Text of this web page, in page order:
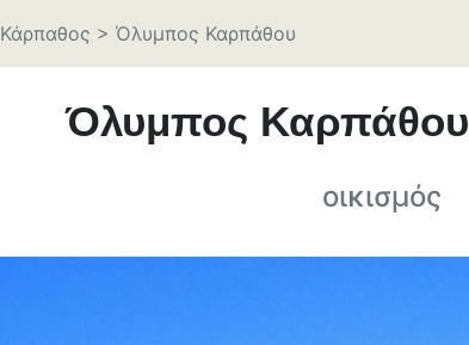
Κάρπαθος > Όλυμπος Καρπάθου
Όλυμπος Καρπάθου
οικισμός